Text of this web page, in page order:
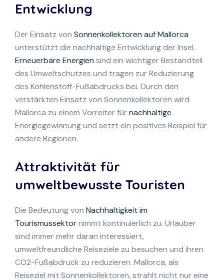
Entwicklung
Der Einsatz von Sonnenkollektoren auf Mallorca
unterstützt die nachhaltige Entwicklung der Insel.
Erneuerbare Energien sind ein wichtiger Bestandteil
des Umweltschutzes und tragen zur Reduzierung
des Kohlenstoff-Fußabdrucks bei. Durch den
verstärkten Einsatz von Sonnenkollektoren wird
Mallorca zu einem Vorreiter fürnachhaltige
Energiegewinnung und setzt ein positives Beispiel für
andere Regionen.
Attraktivität für
umweltbewusste Touristen
Die Bedeutung von Nachhaltigkeit im
Tourismussektornimmt kontinuierlich zu. Urlauber
sind immer mehr daran interessiert,
umweltfreundliche Reiseziele zu besuchen und ihren
CO2-Fußabdruck zu reduzieren. Mallorca, als
Reiseziel mit Sonnenkollektoren, strahlt nicht nur eine